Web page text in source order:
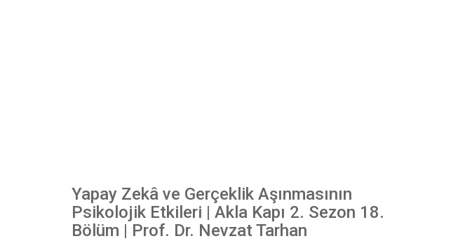
Yapay Zekâ ve Gerçeklik Aşınmasının
Psikolojik Etkileri | Akla Kapı 2. Sezon 18.
Bölüm | Prof. Dr. Nevzat Tarhan